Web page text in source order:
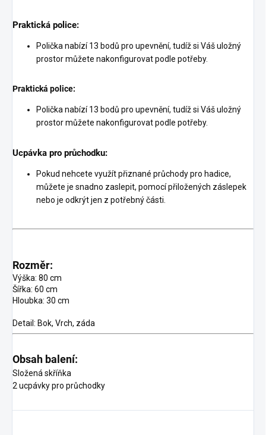
Praktická police:
Polička nabízí 13 bodů pro upevnění, tudíž si Váš uložný
prostor můžete nakonfigurovat podle potřeby.
Praktická police:
Polička nabízí 13 bodů pro upevnění, tudíž si Váš uložný
prostor můžete nakonfigurovat podle potřeby.
Ucpávka pro průchodku:
Pokud nehcete využít přiznané průchody pro hadice,
můžete je snadno zaslepit, pomocí přiložených záslepek
nebo je odkrýt jen z potřebný části.
Rozměr:
Výška: 80 cm
Šířka: 60 cm
Hloubka: 30 cm
Detail: Bok, Vrch, záda
Obsah balení:
Složená skříňka
2 ucpávky pro průchodky